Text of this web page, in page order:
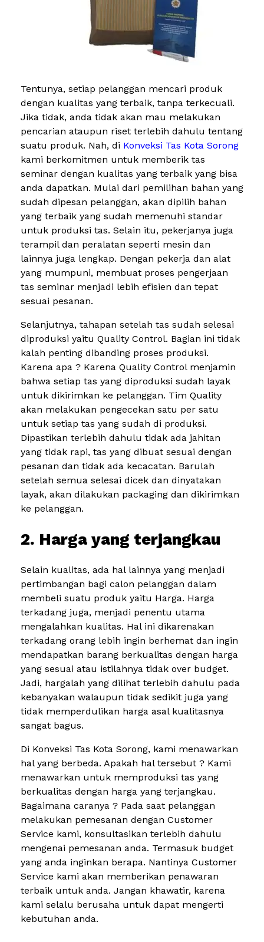
Tentunya, setiap pelanggan mencari produk
dengan kualitas yang terbaik, tanpa terkecuali.
Jika tidak, anda tidak akan mau melakukan
pencarian ataupun riset terlebih dahulu tentang
suatu produk. Nah, di Konveksi Tas Kota Sorong
kami berkomitmen untuk memberik tas
seminar dengan kualitas yang terbaik yang bisa
anda dapatkan. Mulai dari pemilihan bahan yang
sudah dipesan pelanggan, akan dipilih bahan
yang terbaik yang sudah memenuhi standar
untuk produksi tas. Selain itu, pekerjanya juga
terampil dan peralatan seperti mesin dan
lainnya juga lengkap. Dengan pekerja dan alat
yang mumpuni, membuat proses pengerjaan
tas seminar menjadi lebih efisien dan tepat
sesuai pesanan.
Selanjutnya, tahapan setelah tas sudah selesai
diproduksi yaitu Quality Control. Bagian ini tidak
kalah penting dibanding proses produksi.
Karena apa ? Karena Quality Control menjamin
bahwa setiap tas yang diproduksi sudah layak
untuk dikirimkan ke pelanggan. Tim Quality
akan melakukan pengecekan satu per satu
untuk setiap tas yang sudah di produksi.
Dipastikan terlebih dahulu tidak ada jahitan
yang tidak rapi, tas yang dibuat sesuai dengan
pesanan dan tidak ada kecacatan. Barulah
setelah semua selesai dicek dan dinyatakan
layak, akan dilakukan packaging dan dikirimkan
ke pelanggan.
2. Harga yang terjangkau
Selain kualitas, ada hal lainnya yang menjadi
pertimbangan bagi calon pelanggan dalam
membeli suatu produk yaitu Harga. Harga
terkadang juga, menjadi penentu utama
mengalahkan kualitas. Hal ini dikarenakan
terkadang orang lebih ingin berhemat dan ingin
mendapatkan barang berkualitas dengan harga
yang sesuai atau istilahnya tidak over budget.
Jadi, hargalah yang dilihat terlebih dahulu pada
kebanyakan walaupun tidak sedikit juga yang
tidak memperdulikan harga asal kualitasnya
sangat bagus.
Di Konveksi Tas Kota Sorong, kami menawarkan
hal yang berbeda. Apakah hal tersebut ? Kami
menawarkan untuk memproduksi tas yang
berkualitas dengan harga yang terjangkau.
Bagaimana caranya ? Pada saat pelanggan
melakukan pemesanan dengan Customer
Service kami, konsultasikan terlebih dahulu
mengenai pemesanan anda. Termasuk budget
yang anda inginkan berapa. Nantinya Customer
Service kami akan memberikan penawaran
terbaik untuk anda. Jangan khawatir, karena
kami selalu berusaha untuk dapat mengerti
kebutuhan anda.